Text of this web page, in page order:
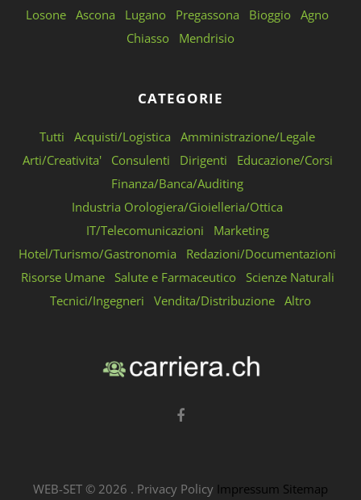
Losone Ascona Lugano Pregassona Bioggio Agno
Chiasso
Mendrisio
CATEGORIE
Tutti Acquisti/Logistica
Amministrazione/Legale
Arti/Creativita'
Consulenti Dirigenti
Educazione/Corsi
Finanza/Banca/Auditing
Industria Orologiera/Gioielleria/Ottica
IT/Telecomunicazioni
Marketing
Hotel/Turismo/Gastronomia
Redazioni/Documentazioni
Risorse Umane
Salute e Farmaceutico
Scienze Naturali
Tecnici/Ingegneri
Vendita/Distribuzione Altro
WEB-SET © 2026 . Privacy Policy Impressum Sitemap